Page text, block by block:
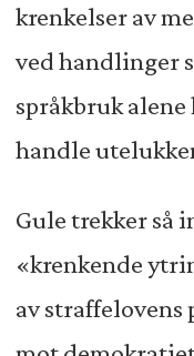
krenkelser av
ved handlinger
språkbruk alene
handle
Gule trekker så
«krenkende
av straffelovens